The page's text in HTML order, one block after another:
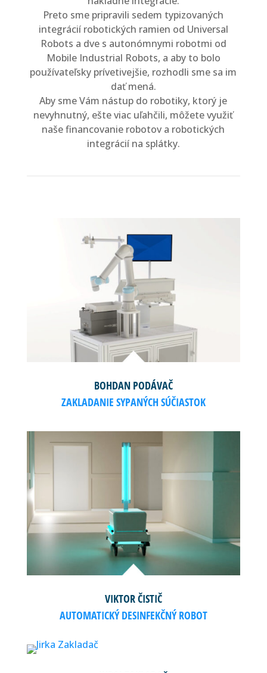
Preto sme pripravili sedem typizovaných
integrácií robotických ramien od Universal
Robots a dve s autonómnymi robotmi od
Mobile Industrial Robots, a aby to bolo
používateľsky prívetivejšie, rozhodli sme sa im
dať mená.
Aby sme Vám nástup do robotiky, ktorý je
nevyhnutný, ešte viac uľahčili, môžete využiť
naše financovanie robotov a robotických
integrácií na splátky.
BOHDAN PODÁVAČ
ZAKLADANIE SYPANÝCH SÚČIASTOK
VIKTOR ČISTIČ
AUTOMATICKÝ DESINFEKČNÝ ROBOT